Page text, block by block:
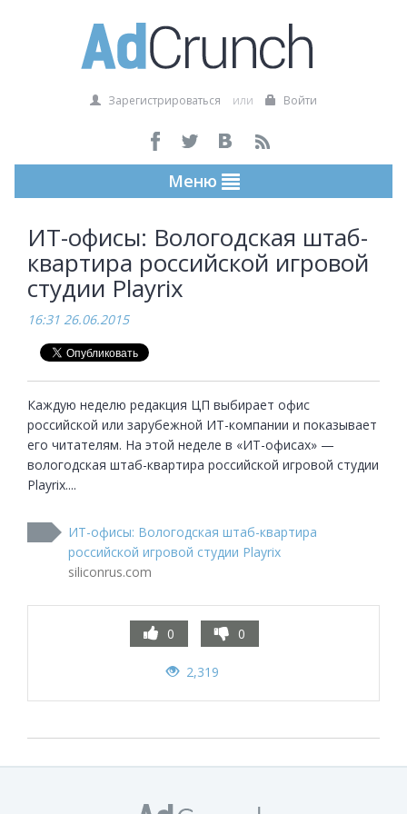
Зарегистрироваться или Войти
Меню
ИТ-офисы: Вологодская штаб-
квартира российской игровой
студии Playrix
16:31 26.06.2015
Каждую неделю редакция ЦП выбирает офис
российской или зарубежной ИТ-компании и показывает
его читателям. На этой неделе в «ИТ-офисах» —
вологодская штаб-квартира российской игровой студии
Playrix....
ИТ-офисы: Вологодская штаб-квартира
российской игровой студии Playrix
siliconrus.com
0 0
2,319